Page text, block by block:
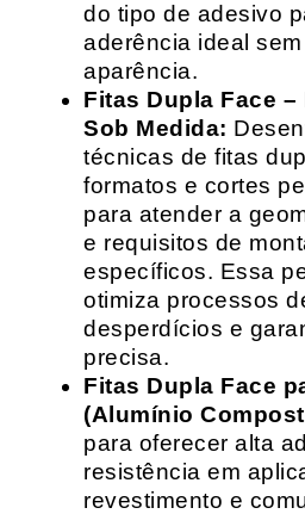
do tipo de adesivo
aderência ideal
aparência.
Fitas Dupla Face
Sob Medida:
técnicas de fitas
formatos e cortes
para atender a
e requisitos de
específicos. Essa
otimiza processos
desperdícios e
precisa.
Fitas Dupla Face
(Alumínio
para oferecer alta
resistência em
revestimento e